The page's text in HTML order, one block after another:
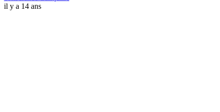
il y a 14 ans